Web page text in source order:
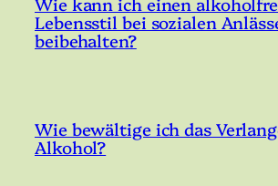
Lebensstil bei sozialen
beibehalten?
Wie bewältige ich das
Alkohol?